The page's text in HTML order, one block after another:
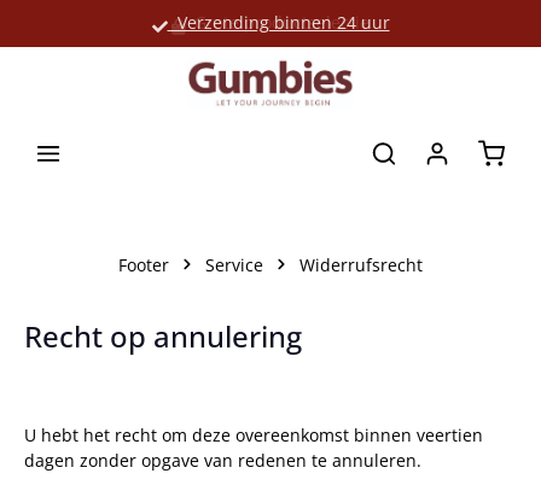
Verzending binnen 24 uur
Grote productselectie
Footer Service Widerrufsrecht
Recht op annulering
U hebt het recht om deze overeenkomst binnen veertien
dagen zonder opgave van redenen te annuleren.